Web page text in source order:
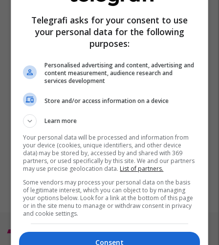
Top 5
Telegrafi asks for your consent to use
your personal data for the following
purposes:
Personalised advertising and content, advertising and
content measurement, audience research and
services development
Store and/or access information on a device
Learn more
Your personal data will be processed and information from
your device (cookies, unique identifiers, and other device
data) may be stored by, accessed by and shared with 369
partners, or used specifically by this site. We and our partners
may use precise geolocation data. List of partners.
Some vendors may process your personal data on the basis
of legitimate interest, which you can object to by managing
your options below. Look for a link at the bottom of this page
or in the site menu to manage or withdraw consent in privacy
and cookie settings.
Consent